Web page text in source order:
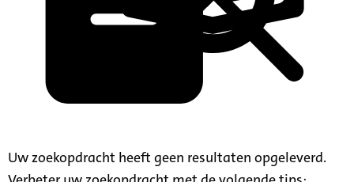
Uw zoekopdracht heeft geen resultaten opgeleverd.